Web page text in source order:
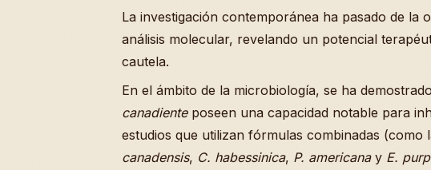
La investigación contemporánea ha pasado de la
análisis molecular, revelando un potencial
cautela.
En el ámbito de la microbiología, se ha
canadienteposeen una capacidad notable para
estudios que utilizan fórmulas combinadas
canadensis, C. habessinica, P. americanay E.